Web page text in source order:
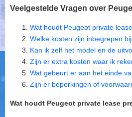
Veelgestelde Vragen over
Wat houdt Peugeot private
Welke kosten zijn inbegrepen
Kan ik zelf het model en de
Zijn er extra kosten waar ik
Wat gebeurt er aan het einde
Zijn er beperkingen of
Wat houdt Peugeot private lease